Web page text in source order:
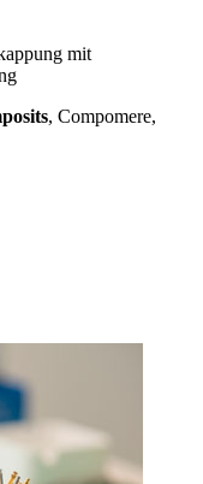
mit
, Compomere,